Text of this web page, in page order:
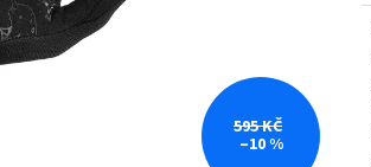
595 KČ
–10 %
1 390 Kč